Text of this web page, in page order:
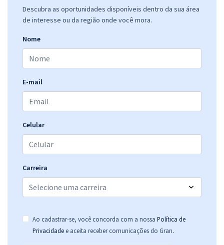
Descubra as oportunidades disponíveis dentro da sua área
de interesse ou da região onde você mora.
Nome
E-mail
Celular
Carreira
Ao cadastrar-se, você concorda com a nossa Política de
Privacidade e aceita receber comunicações do Gran.